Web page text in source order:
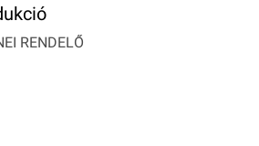
RENDELŐ